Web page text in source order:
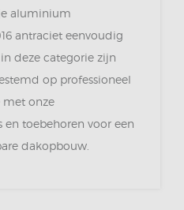
aluminium
antraciet eenvoudig
deze categorie zijn
op professioneel
met onze
toebehoren voor een
dakopbouw.